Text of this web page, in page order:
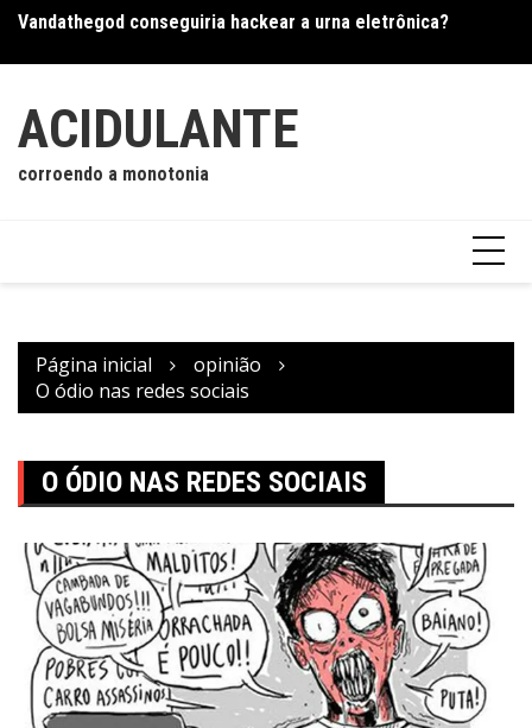
o
Vandathegod conseguiria hackear a urna eletrônica?
ACIDULANTE
corroendo a monotonia
Página inicial
opinião
O ódio nas redes sociais
O ÓDIO NAS REDES SOCIAIS